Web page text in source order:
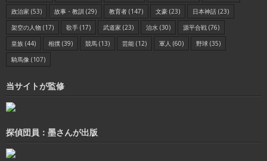
政治家 (53) 故事・教訓 (29) 教育者 (147) 文豪 (23) 日本神話 (23)
架空の人物 (17) 歌手 (17) 武道家 (23) 治水 (30) 源平合戦 (76)
皇族 (44) 相撲 (39) 競馬 (13) 芸能 (12) 軍人 (60) 野球 (35)
騎馬像 (107)
当サイトが監修
探偵団員：墨さんが出版